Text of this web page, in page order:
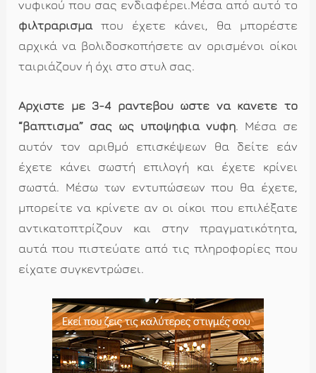
νυφικού που σας ενδιαφέρει.Μέσα από αυτό το
φιλτράρισμα που έχετε κάνει, θα μπορέστε
αρχικά να βολιδοσκοπήσετε αν ορισμένοι οίκοι
ταιριάζουν ή όχι στο στυλ σας.
Αρχίστε με 3-4 ραντεβού ώστε να κάνετε το
“βάπτισμα” σας ως υποψήφια νύφη. Μέσα σε
αυτόν τον αριθμό επισκέψεων θα δείτε εάν
έχετε κάνει σωστή επιλογή και έχετε κρίνει
σωστά. Μέσω των εντυπώσεων που θα έχετε,
μπορείτε να κρίνετε αν οι οίκοι που επιλέξατε
αντικατοπτρίζουν και στην πραγματικότητα,
αυτά που πιστεύατε από τις πληροφορίες που
είχατε συγκεντρώσει.